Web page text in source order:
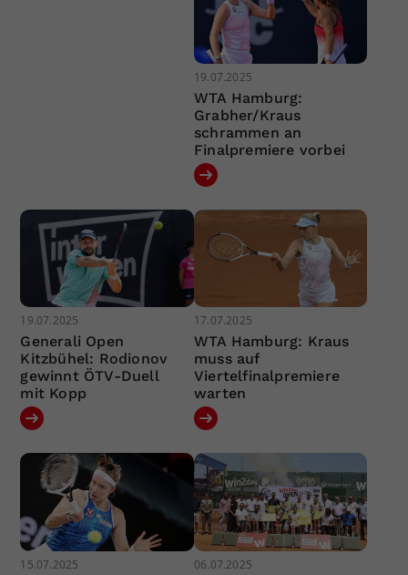
19.07.2025
WTA Hamburg:
Grabher/Kraus
schrammen an
Finalpremiere vorbei
19.07.2025
Generali Open
Kitzbühel: Rodionov
gewinnt ÖTV-Duell
mit Kopp
17.07.2025
WTA Hamburg: Kraus
muss auf
Viertelfinalpremiere
warten
15.07.2025 06.07.2025